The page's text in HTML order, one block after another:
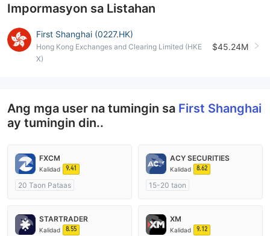
Impormasyon sa Listahan
First Shanghai (0227.HK)
Hong Kong Exchanges and Clearing Limited (HKE
X)
$45.24M
Ang mga user na tumingin sa First Shanghai
ay tumingin din..
FXCM
Kalidad 9.41
20 Taon Pataas
Paggawa ng Market (MM)
Pangunahing label na MT4
ACY SECURITIES
Kalidad 8.62
15-20 taon
Paggawa ng Market (MM)
Pangunahing label na MT4
STARTRADER
Kalidad 8.55
XM
Kalidad 9.12